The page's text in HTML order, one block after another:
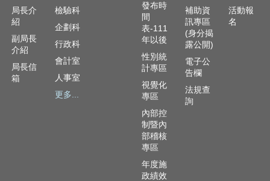
局長介
紹
副局長
介紹
局長信
箱
檢驗科
企劃科
行政科
會計室
人事室
更多...
發布時
間
表-111
年以後
性別統
計專區
視覺化
專區
內部控
制暨內
部稽核
專區
年度施
政績效
補助資
訊專區
(身分揭
露公開)
電子公
告欄
法規查
詢
活動報
名